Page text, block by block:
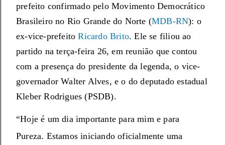
prefeito confirmado pelo Movimento Democrático
Brasileiro no Rio Grande do Norte (MDB-RN): o
ex-vice-prefeito Ricardo Brito. Ele se filiou ao
partido na terça-feira 26, em reunião que contou
com a presença do presidente da legenda, o vice-
governador Walter Alves, e o do deputado estadual
Kleber Rodrigues (PSDB).
“Hoje é um dia importante para mim e para
Pureza. Estamos iniciando oficialmente uma